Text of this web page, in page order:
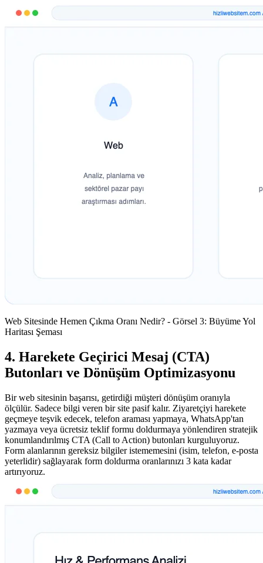
Web Sitesinde Hemen Çıkma Oranı Nedir? - Görsel 3: Büyüme Yol
Haritası Şeması
4. Harekete Geçirici Mesaj (CTA)
Butonları ve Dönüşüm Optimizasyonu
Bir web sitesinin başarısı, getirdiği müşteri dönüşüm oranıyla
ölçülür. Sadece bilgi veren bir site pasif kalır. Ziyaretçiyi harekete
geçmeye teşvik edecek, telefon araması yapmaya, WhatsApp'tan
yazmaya veya ücretsiz teklif formu doldurmaya yönlendiren stratejik
konumlandırılmış CTA (Call to Action) butonları kurguluyoruz.
Form alanlarının gereksiz bilgiler istememesini (isim, telefon, e-posta
yeterlidir) sağlayarak form doldurma oranlarınızı 3 kata kadar
artırıyoruz.